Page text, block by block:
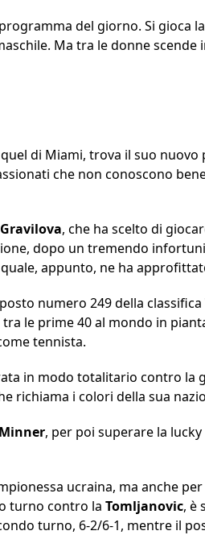
del giorno. Si gioca
Ma tra le donne scende
di Miami, trova il suo
che non conoscono
Gravilova, che ha scelto di
dopo un tremendo
appunto, ne ha
numero 249 della
le prime 40 al mondo in
tennista.
in modo totalitario contro
richiama i colori della sua
Minner, per poi superare la
ucraina, ma anche
turno contro la Tomljanovic, è
turno, 6-2/6-1, mentre il